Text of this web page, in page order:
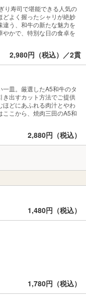
り寿司で堪能できる人気の
どよく握ったシャリが絶妙
う、和牛の新たな魅力を
かで、特別な日の食卓を
2,980円（税込）／2貫
皿。厳選したA5和牛のタ
き出すカット方法でご提供
ほどにあふれる肉汁とやわ
ここから、焼肉三田のA5和
2,880円（税込）
1,480円（税込）
1,780円（税込）